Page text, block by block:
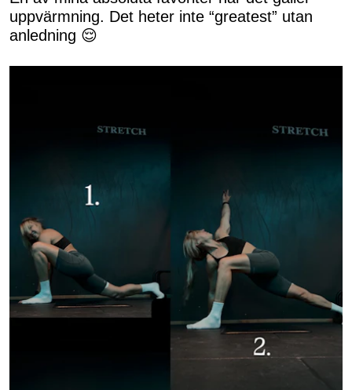
uppvärmning. Det heter inte “greatest” utan
anledning 😌